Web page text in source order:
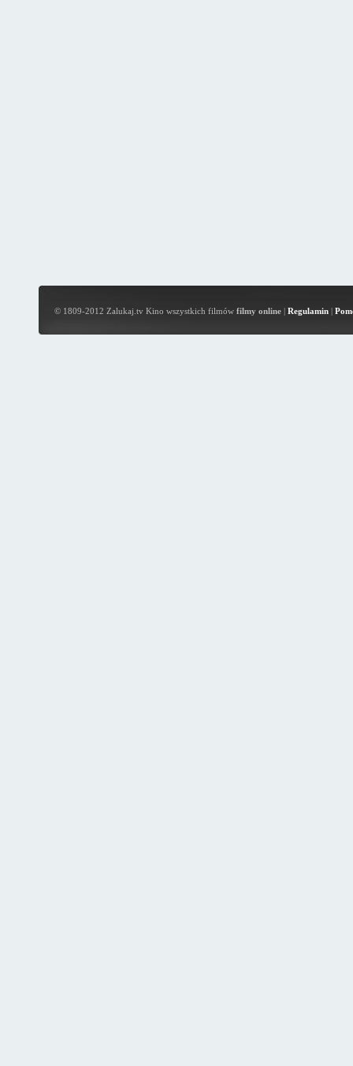
© 1809-2012 Zalukaj.tv Kino wszystkich filmów filmy online| Regulamin|